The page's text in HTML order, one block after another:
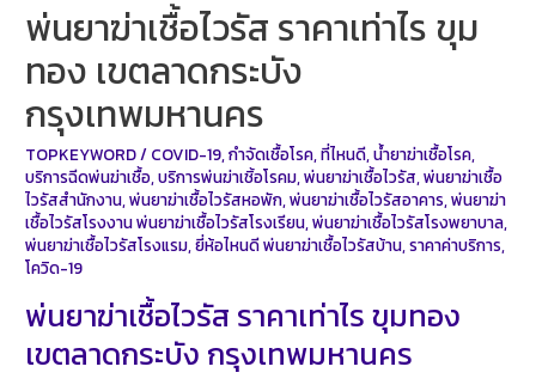
พ่นยาฆ่าเชื้อไวรัส ราคาเท่าไร ขุม
ทอง เขตลาดกระบัง
กรุงเทพมหานคร
TOPKEYWORD/ COVID-19,กำจัดเชื้อโรค,ที่ไหนดี,น้ำยาฆ่าเชื้อโรค,
บริการฉีดพ่นฆ่าเชื้อ,บริการพ่นฆ่าเชิ้อโรคม,พ่นยาฆ่าเชื้อไวรัส,พ่นยาฆ่าเชื้อ
ไวรัสสำนักงาน,พ่นยาฆ่าเชื้อไวรัสหอพัก,พ่นยาฆ่าเชื้อไวรัสอาคาร,พ่นยาฆ่า
เชื้อไวรัสโรงงาน พ่นยาฆ่าเชื้อไวรัสโรงเรียน,พ่นยาฆ่าเชื้อไวรัสโรงพยาบาล,
พ่นยาฆ่าเชื้อไวรัสโรงแรม,ยี่ห้อไหนดี พ่นยาฆ่าเชื้อไวรัสบ้าน,ราคาค่าบริการ,
โควิด-19
พ่นยาฆ่าเชื้อไวรัส ราคาเท่าไร ขุมทอง
เขตลาดกระบัง กรุงเทพมหานคร